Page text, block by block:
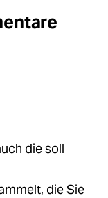
die soll
die Sie